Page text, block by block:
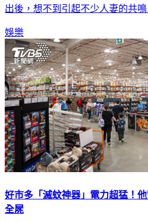
出後，想不到引起不少人妻的共鳴
娛樂
好市多「滅蚊神器」電力超猛！
全屍